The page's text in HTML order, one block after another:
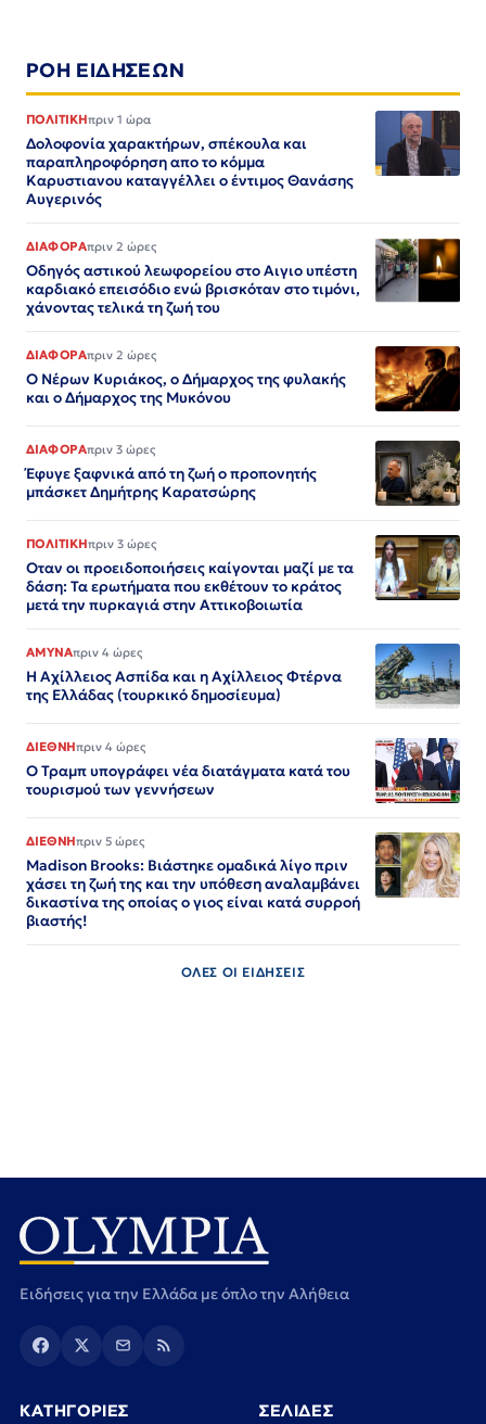
ΡΟΗ ΕΙΔΗΣΕΩΝ
ΠΟΛΙΤΙΚΗπριν 1 ώρα
Δολοφονία χαρακτήρων, σπέκουλα και
παραπληροφόρηση απο το κόμμα
Καρυστιανου καταγγέλλει ο έντιμος Θανάσης
Αυγερινός
ΔΙΑΦΟΡΑπριν 2 ώρες
Οδηγός αστικού λεωφορείου στο Αιγιο υπέστη
καρδιακό επεισόδιο ενώ βρισκόταν στο τιμόνι,
χάνοντας τελικά τη ζωή του
ΔΙΑΦΟΡΑπριν 2 ώρες
Ο Νέρων Κυριάκος, o Δήμαρχος της φυλακής
και ο Δήμαρχος της Μυκόνου
ΔΙΑΦΟΡΑπριν 3 ώρες
Έφυγε ξαφνικά από τη ζωή ο προπονητής
μπάσκετ Δημήτρης Καρατσώρης
ΠΟΛΙΤΙΚΗπριν 3 ώρες
Οταν οι προειδοποιήσεις καίγονται μαζί με τα
δάση: Τα ερωτήματα που εκθέτουν το κράτος
μετά την πυρκαγιά στην Αττικοβοιωτία
ΑΜΥΝΑπριν 4 ώρες
Η Αχίλλειος Ασπίδα και η Αχίλλειος Φτέρνα
της Ελλάδας (τουρκικό δημοσίευμα)
ΔΙΕΘΝΗπριν 4 ώρες
Ο Τραμπ υπογράφει νέα διατάγματα κατά του
τουρισμού των γεννήσεων
ΔΙΕΘΝΗπριν 5 ώρες
Madison Brooks: Βιάστηκε ομαδικά λίγο πριν
χάσει τη ζωή της και την υπόθεση αναλαμβάνει
δικαστίνα της οποίας ο γιος είναι κατά συρροή
βιαστής!
ΟΛΕΣ ΟΙ ΕΙΔΗΣΕΙΣ
Ειδήσεις για την Ελλάδα με όπλο την Αλήθεια
ΚΑΤΗΓΟΡΙΕΣ ΣΕΛΙΔΕΣ